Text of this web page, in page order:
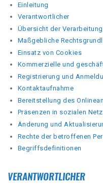
Einleitung
Verantwortlicher
Übersicht der
Maßgebliche
Einsatz von Cookies
Kommerzielle und
Registrierung und
Kontaktaufnahme
Bereitstellung des
Präsenzen in sozialen
Änderung und
Rechte der betroffenen
Begriffsdefinitionen
VERANTWORTLICHER